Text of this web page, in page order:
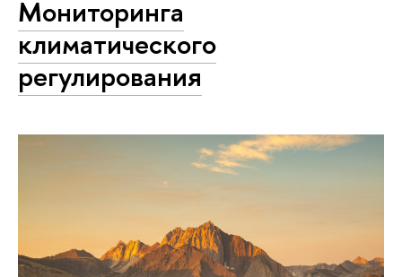
Мониторинга
климатического
регулирования